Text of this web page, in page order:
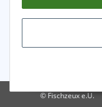
* Alle Preise inkl.
© Fischzeux e.U.